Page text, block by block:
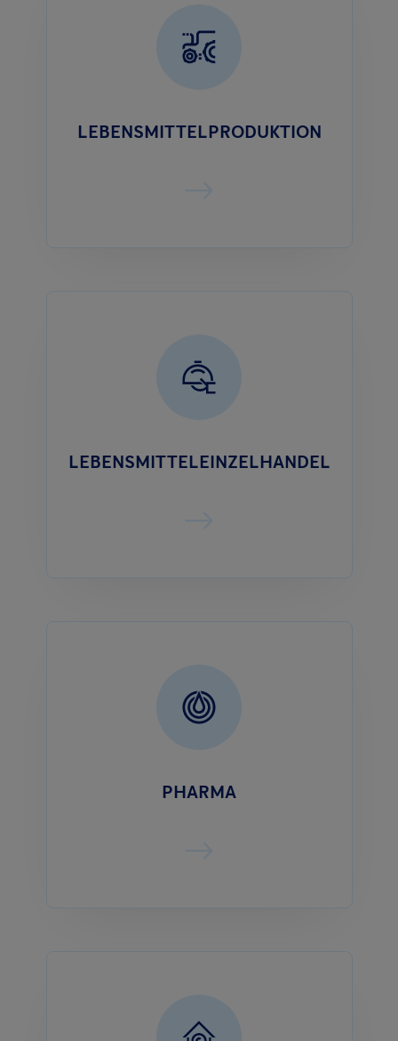
LEBENSMITTELPRODUKTION
LEBENSMITTELEINZELHANDEL
PHARMA